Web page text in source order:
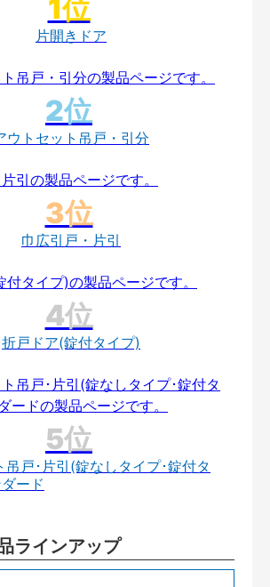
片開きドア
ウトセット吊戸・引分
巾広引戸・片引
折戸ドア(錠付タイプ)
吊戸･片引(錠なしタイプ･錠付タ
ード
ラインアップ